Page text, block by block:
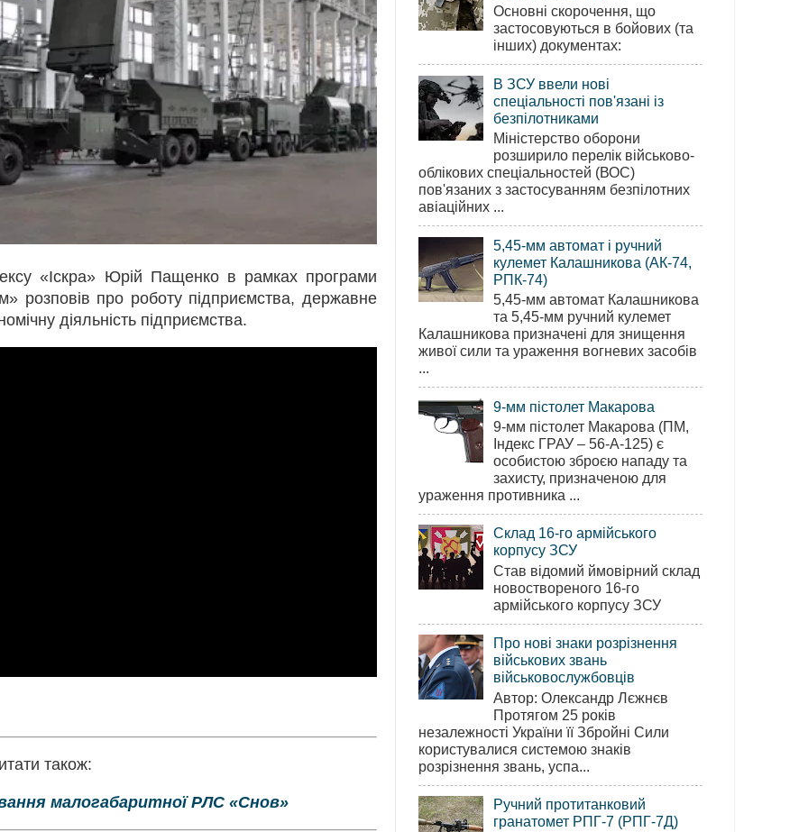
«Іскра» Юрій Пащенко в рамках програми
розповів про роботу підприємства, державне
діяльність підприємства.
також:
малогабаритної РЛС «Снов»
Основні скорочення, що
застосовуються в бойових (та
інших) документах:
В ЗСУ ввели нові
спеціальності пов'язані із
безпілотниками
Міністерство оборони
розширило перелік військово-
облікових спеціальностей (ВОС)
пов'язаних з застосуванням безпілотних
авіаційних ...
5,45-мм автомат і ручний
кулемет Калашникова (АК-74,
РПК-74)
5,45-мм автомат Калашникова
та 5,45-мм ручний кулемет
Калашникова призначені для знищення
живої сили та ураження вогневих засобів
...
9-мм пістолет Макарова
9-мм пістолет Макарова (ПМ,
Індекс ГРАУ – 56-А-125) є
особистою зброєю нападу та
захисту, призначеною для
ураження противника ...
Склад 16-го армійського
корпусу ЗСУ
Став відомий ймовірний склад
новоствореного 16-го
армійського корпусу ЗСУ
Про нові знаки розрізнення
військових звань
військовослужбовців
Автор: Олександр Лєжнєв
Протягом 25 років
незалежності України її Збройні Сили
користувалися системою знаків
розрізнення звань, успа...
Ручний протитанковий
гранатомет РПГ-7 (РПГ-7Д)